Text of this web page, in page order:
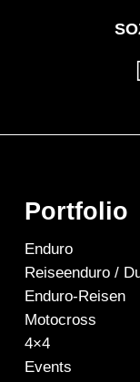
Portfolio
Enduro
Reiseenduro /
Enduro-Reisen
Motocross
4×4
Events